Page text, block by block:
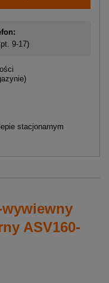
9-17)
stacjonarnym
ASV160-